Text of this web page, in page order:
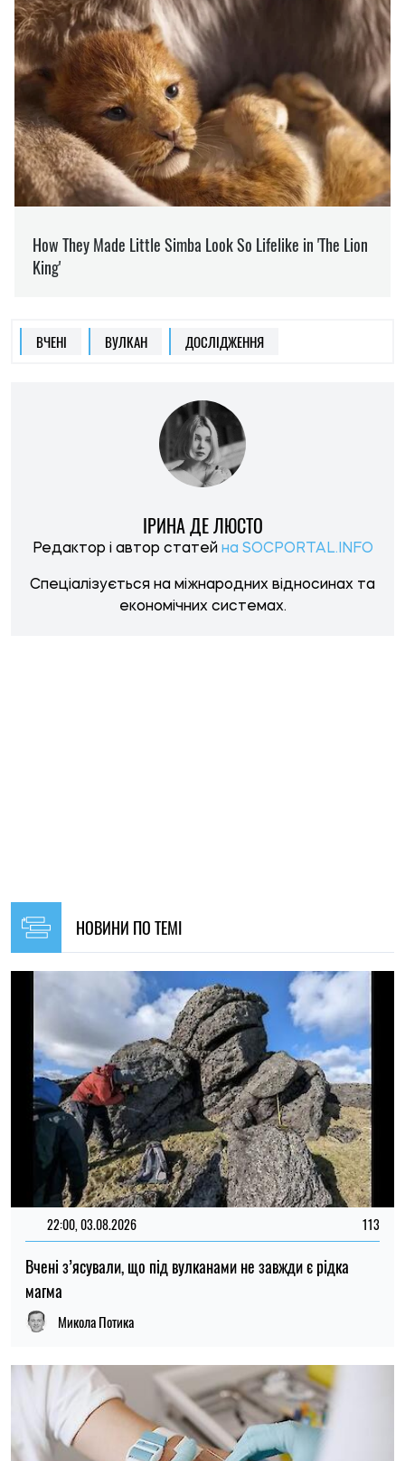
ВЧЕНІ ВУЛКАН ДОСЛІДЖЕННЯ
ІРИНА ДЕ ЛЮСТО
Редактор і автор статей на SOCPORTAL.INFO
Спеціалізується на міжнародних відносинах та
економічних системах.
НОВИНИ ПО ТЕМІ
22:00, 03.08.2026 113
Вчені з’ясували, що під вулканами не завжди є рідка
магма
Микола Потика